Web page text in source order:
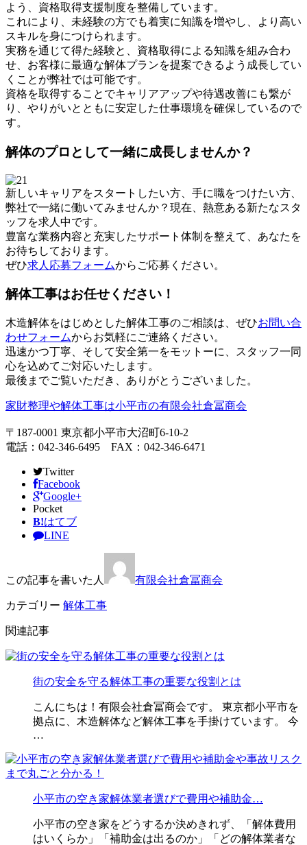
よう、資格取得支援制度を整備しています。
これにより、未経験の方でも着実に知識を増やし、より高い
スキルを身につけられます。
実務を通じて得た経験と、資格取得による知識を組み合わ
せ、お客様に最適な解体プランを提案できるよう成長してい
くことが弊社では可能です。
資格を取得することでキャリアアップや待遇改善にも繋が
り、やりがいとともに安定した仕事環境を確保しているので
す。
解体のプロとして一緒に成長しませんか？
新しいキャリアをスタートしたい方、手に職をつけたい方、
弊社で一緒に働いてみませんか？現在、熱意ある新たなスタ
ッフを求人中です。
豊富な業務内容と充実したサポート体制を整えて、あなたを
お待ちしております。
ぜひ求人応募フォームからご応募ください。
解体工事はお任せください！
木造解体をはじめとした解体工事のご相談は、ぜひお問い合
わせフォームからお気軽にご連絡ください。
迅速かつ丁寧、そして安全第一をモットーに、スタッフ一同
心を込めてご対応いたします。
最後までご覧いただき、ありがとうございました。
家財整理や解体工事は小平市の有限会社倉冨商会
〒187-0001 東京都小平市大沼町6-10-2
電話：042-346-6495 FAX：042-346-6471
Twitter
Facebook
Google+
Pocket
B!はてブ
LINE
この記事を書いた人 有限会社倉冨商会
カテゴリー 解体工事
関連記事
街の安全を守る解体工事の重要な役割とは
こんにちは！有限会社倉冨商会です。 東京都小平市を
拠点に、木造解体など解体工事を手掛けています。 今
…
小平市の空き家解体業者選びで費用や補助金…
小平市の空き家をどうするか決めきれず、「解体費用
はいくらか」「補助金は出るのか」「どの解体業者な